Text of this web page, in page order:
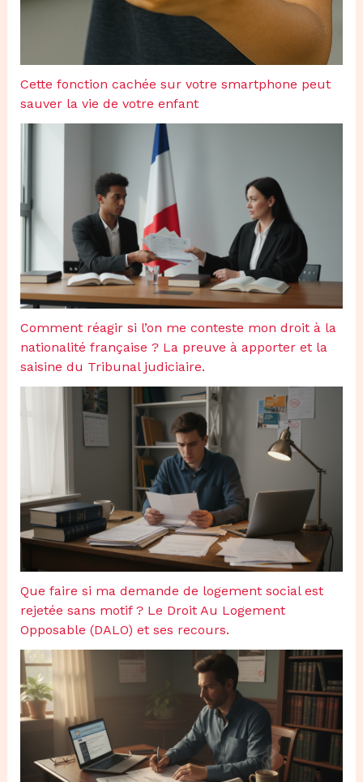
Cette fonction cachée sur votre smartphone peut
sauver la vie de votre enfant
Comment réagir si l’on me conteste mon droit à la
nationalité française ? La preuve à apporter et la
saisine du Tribunal judiciaire.
Que faire si ma demande de logement social est
rejetée sans motif ? Le Droit Au Logement
Opposable (DALO) et ses recours.